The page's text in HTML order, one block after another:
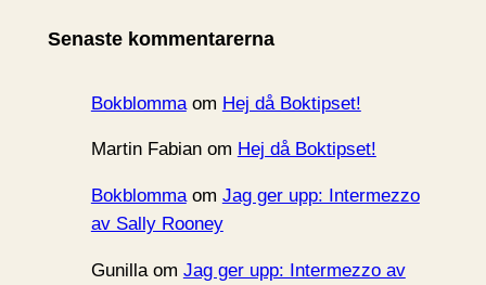
v
Senaste kommentarerna
Bokblommaom Hej då Boktipset!
Martin Fabianom Hej då Boktipset!
Bokblommaom Jag ger upp: Intermezzo
av Sally Rooney
Gunillaom Jag ger upp: Intermezzo av